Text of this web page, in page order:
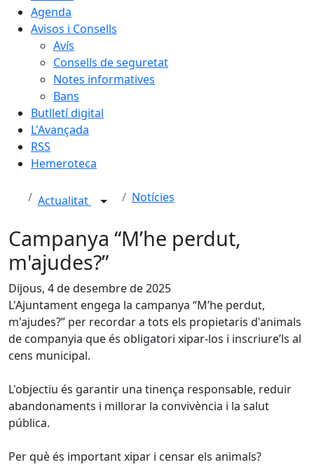
Agenda
Avisos i Consells
Avís
Consells de seguretat
Notes informatives
Bans
Butlletí digital
L'Avançada
RSS
Hemeroteca
Actualitat Notícies
Campanya “M’he perdut,
m'ajudes?”
Dijous, 4 de desembre de 2025
L'Ajuntament engega la campanya “M’he perdut,
m'ajudes?” per recordar a tots els propietaris d'animals
de companyia que és obligatori xipar-los i inscriure’ls al
cens municipal.
L'objectiu és garantir una tinença responsable, reduir
abandonaments i millorar la convivència i la salut
pública.
Per què és important xipar i censar els animals?